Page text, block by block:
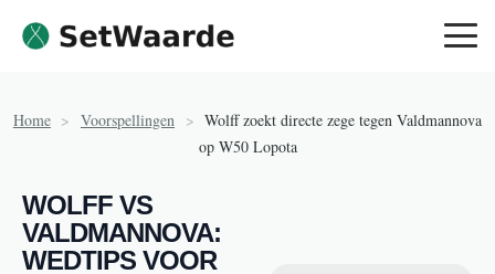
Home > Voorspellingen > Wolff zoekt directe zege tegen Valdmannova
op W50 Lopota
WOLFF VS
VALDMANNOVA:
WEDTIPS VOOR